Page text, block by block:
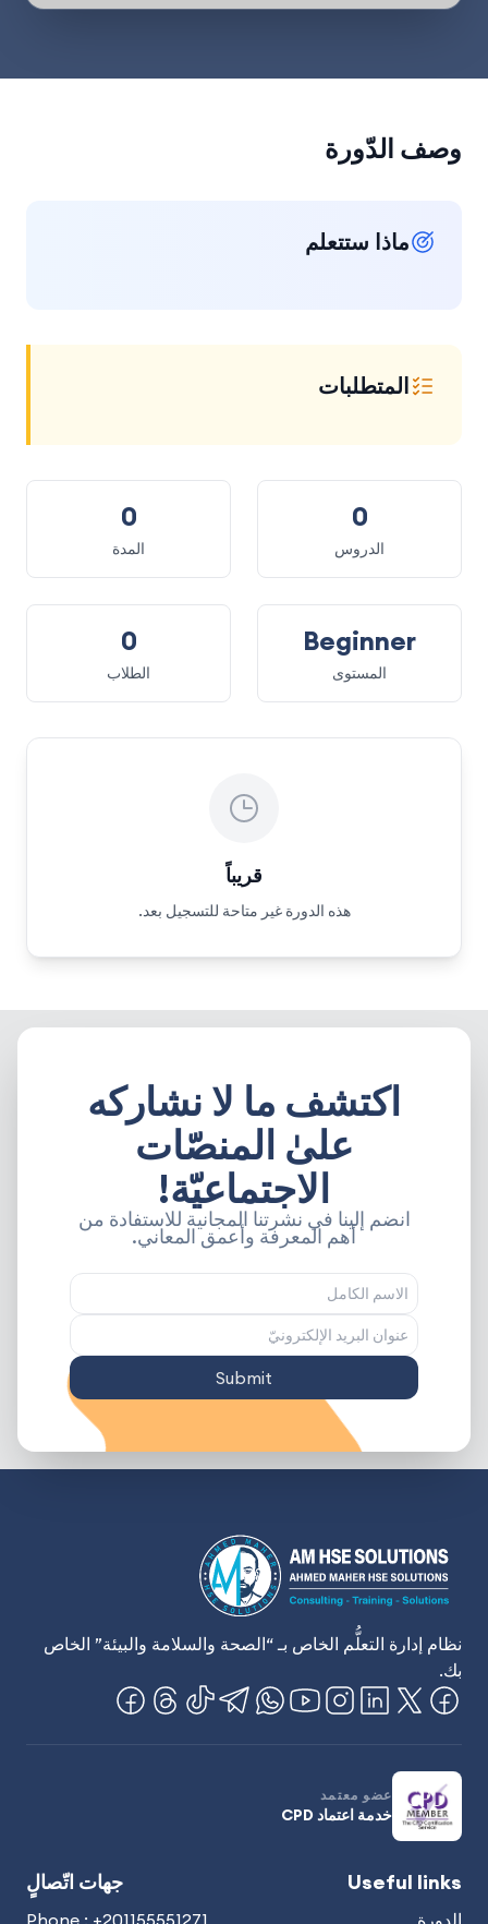
وصف الدّورة
ماذا ستتعلم
المتطلبات
0
الدروس
0
المدة
Beginner
المستوى
0
الطلاب
قريباً
هذه الدورة غير متاحة للتسجيل بعد.
اكتشف ما لا نشاركه
علىٰ المنصّات
الاجتماعيّة!
انضم إلينا في نشرتنا المجانية للاستفادة من
أهم المعرفة وأعمق المعاني.
Submit
نظام إدارة التعلُّم الخاص بـ “الصحة والسلامة والبيئة” الخاص
بك.
عضو معتمد
خدمة اعتماد CPD
Useful links
الدورة
جهات اتّصالٍ
Phone : +201155551271